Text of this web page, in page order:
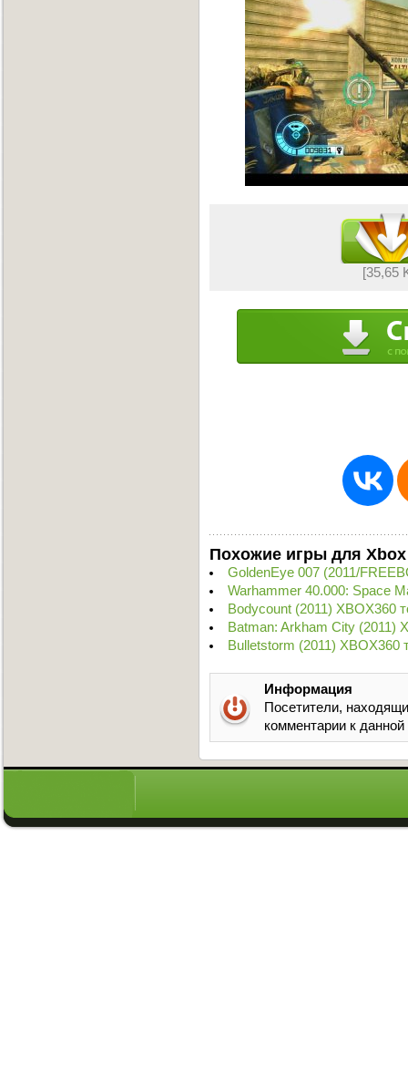
[35,65
Похожие игры для Xbox
GoldenEye 007 (2011/
Warhammer 40.000: Space
Bodycount (2011) XBOX360
Batman: Arkham City (2011)
Bulletstorm (2011) XBOX360
Информация
Посетители,
комментарии к